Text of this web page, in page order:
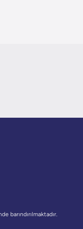
barındırılmaktadır.